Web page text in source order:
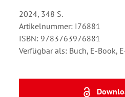
2024, 348 S.
Artikelnummer: I76881
ISBN: 9783763976881
Verfügbar als: Buch, E-Book,